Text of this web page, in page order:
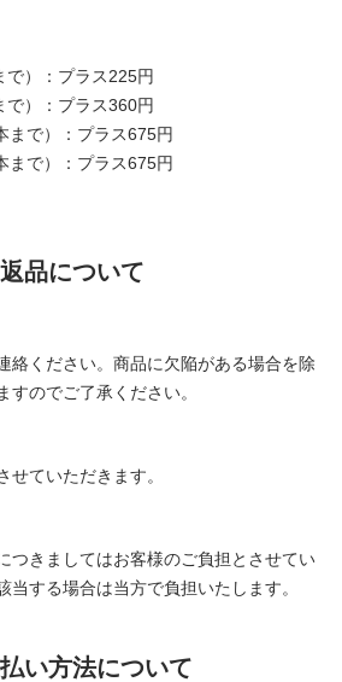
）：プラス225円
）：プラス360円
まで）：プラス675円
まで）：プラス675円
返品について
絡ください。商品に欠陥がある場合を除
すのでご了承ください。
せていただきます。
つきましてはお客様のご負担とさせてい
当する場合は当方で負担いたします。
い方法について